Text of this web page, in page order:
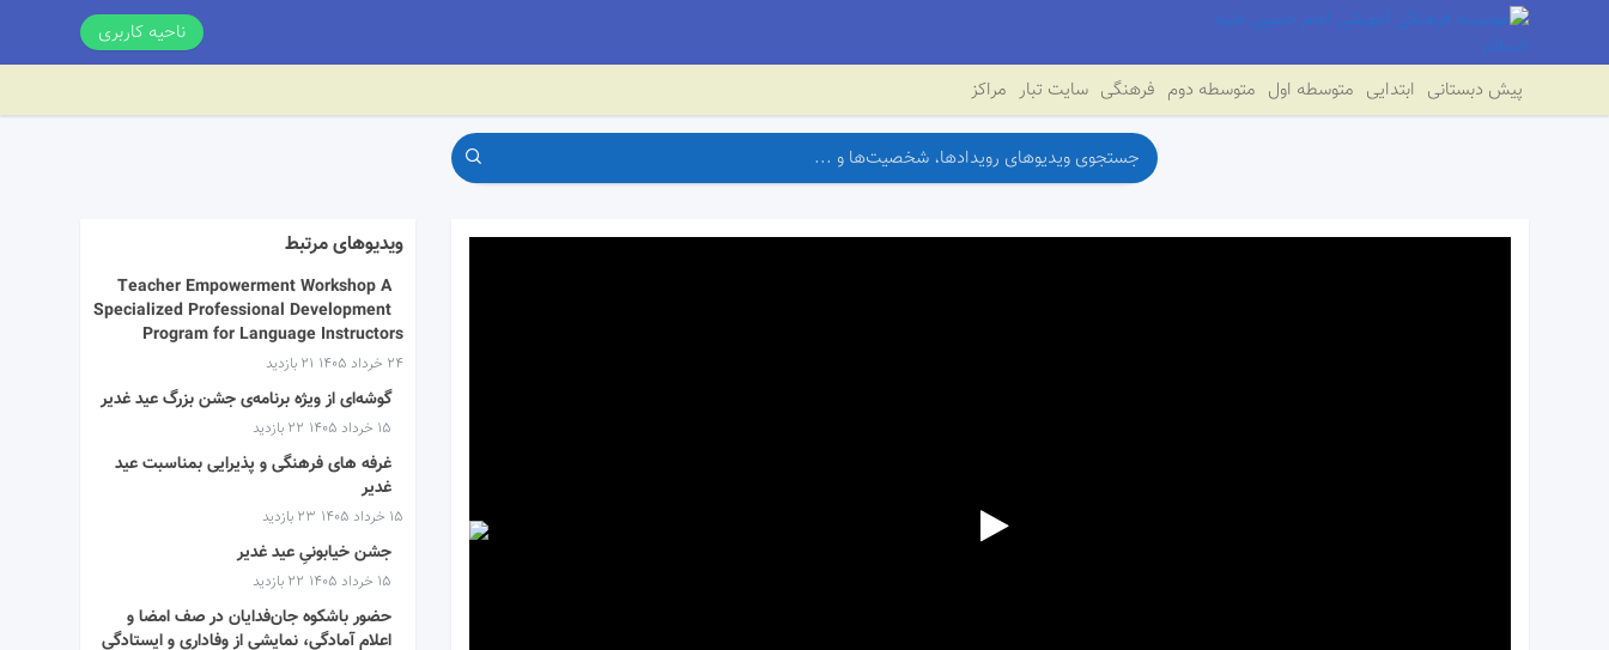
ناحیه کاربری
پیش دبستانی ابتدایی متوسطه اول متوسطه دوم فرهنگی سایت تبار مراکز
ویدیوهای مرتبط
Teacher Empowerment Workshop A
Specialized Professional Development
Program for Language Instructors
۲۴ خرداد ۱۴۰۵ 21 بازدید
گوشه‌ای از ویژه برنامه‌ی جشن بزرگ عید غدیر
۱۵ خرداد ۱۴۰۵ 22 بازدید
غرفه های فرهنگی و پذیرایی بمناسبت عید
غدیر
۱۵ خرداد ۱۴۰۵ 23 بازدید
جشن خیابونیِ عید غدیر
۱۵ خرداد ۱۴۰۵ 22 بازدید
حضور باشکوه جان‌فدایان در صف امضا و
اعلام آمادگی، نمایشی از وفاداری و ایستادگی